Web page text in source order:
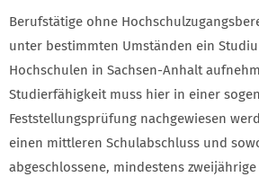
Berufstätige ohne
unter bestimmten Umständen ein
Hochschulen in Sachsen-Anhalt
Studierfähigkeit muss hier in einer
Feststellungsprüfung nachgewiesen
einen mittleren Schulabschluss und
abgeschlossene, mindestens